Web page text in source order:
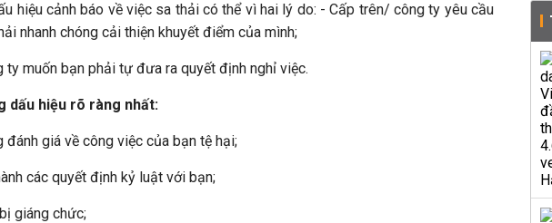
hiệu cảnh báo về việc sa thải có thể vì hai lý do: - Cấp trên/ công ty yêu cầu
nhanh chóng cải thiện khuyết điểm của mình;
ty muốn bạn phải tự đưa ra quyết định nghỉ việc.
dấu hiệu rõ ràng nhất:
đánh giá về công việc của bạn tệ hại;
các quyết định kỷ luật với bạn;
giáng chức;